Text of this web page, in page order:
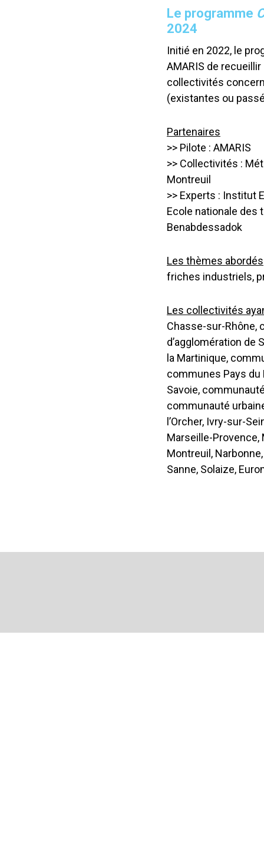
Le programme
2024
Initié en 2022, le
AMARIS de
collectivités
(existantes ou
Partenaires
>> Pilote : AMARIS
>> Collectivités :
Montreuil
>> Experts : Institut
Ecole nationale des
Benabdessadok
Les thèmes abordés
friches industriels,
Les collectivités
Chasse-sur-Rhône,
d’agglomération de
la Martinique,
communes Pays
Savoie,
communauté
l’Orcher, Ivry-sur-
Marseille-Provence,
Montreuil,
Sanne, Solaize,